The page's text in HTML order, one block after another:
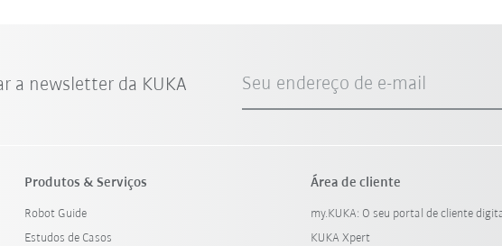
a newsletter da KUKA Seu endereço de e-mail
Produtos & Serviços
Robot Guide
Estudos de Casos
Área de cliente
my.KUKA: O seu portal de cliente
KUKA Xpert